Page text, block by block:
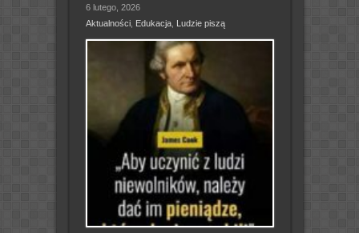
6 lutego, 2026
Aktualności, Edukacja, Ludzie piszą